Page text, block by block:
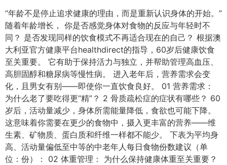
“年龄不是停止追求健康的理由，而是重新认识身体的开始。”
随着年龄增长， 你是否感觉身体对食物的反应与年轻时不
同？ 是否发现同样的饮食模式不再适合现在的自己？ 根据澳
大利亚官方健康平台healthdirect的指导，60岁后健康饮食
至关重要。 它有助于保持活力与独立，并帮助管理高血压、
高胆固醇和糖尿病等慢性病。 进入老年后，营养需求会变
化，且男女有别——即使你一直饮食良好。 01 营养需求：
为什么老了要吃得更“精”？ 2 骨质疏松症的症状有哪些？ 60
岁后，活动量减少，身体所需能量降低，食欲也可能下降。
这意味着你需要在更少的食物中，摄入更丰富的营养——维
生素、矿物质、蛋白质和纤维一样都不能少。 下表为平均身
高、活动量偏低至中等的中老年人每日食物份数建议（单
位：份）： 02 体重管理： 为什么保持健康体重至关重要？